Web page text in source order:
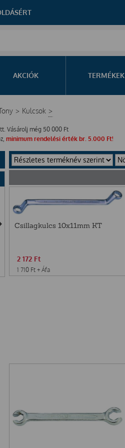
AKCIÓK TERMÉKEK
> Kulcsok >
Vásárolj még 50 000 Ft
minimum rendelési érték br. 5.000 Ft!
Csillagkulcs 10x11mm KT
2 172 Ft
1 710 Ft + Áfa